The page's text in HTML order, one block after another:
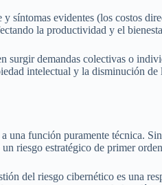
síntomas evidentes (los costos
la productividad y el
surgir demandas colectivas o
intelectual y la disminución de
una función puramente técnica.
riesgo estratégico de primer
del riesgo cibernético es una